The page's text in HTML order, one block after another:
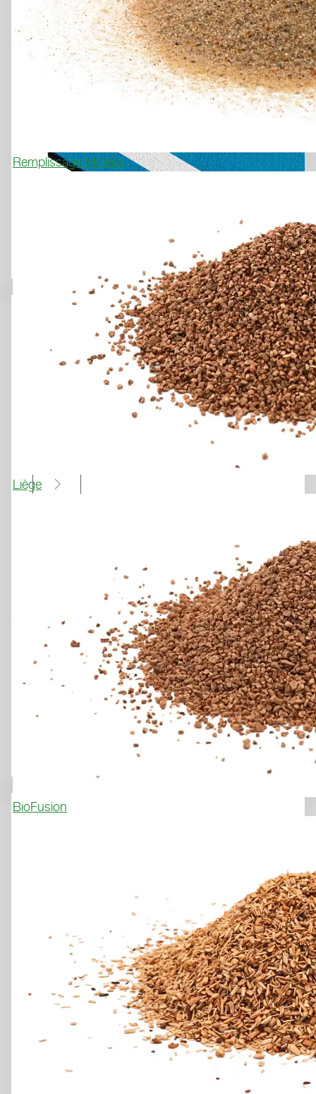
Weitere Informationen finden Sie in unseren
Datenschutzhinweisen.
Remplissage Minéral
Liège
BioFusion
Tennis, multisports
LAYKOLD ADVANTAGE
LA SOLUTION SUR MESURE
POUR DES SURFACES
SPORTIVES HAUT DE GAMME

LA DURABILITÉ RENCONTRE
UN CONFORT DE JEU
INCOMPARABLE
Demander un échantillon
